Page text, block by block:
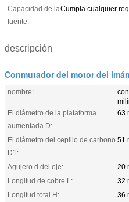
Capacidad de la
fuente:
Cumpla cualquier
descripción
Conmutador del motor del
nombre:
El diámetro de la plataforma
aumentada D:
63
El diámetro del cepillo de carbono
D1:
51
Agujero d del eje:
20
Longitud de cobre L:
32
Longitud total H:
36